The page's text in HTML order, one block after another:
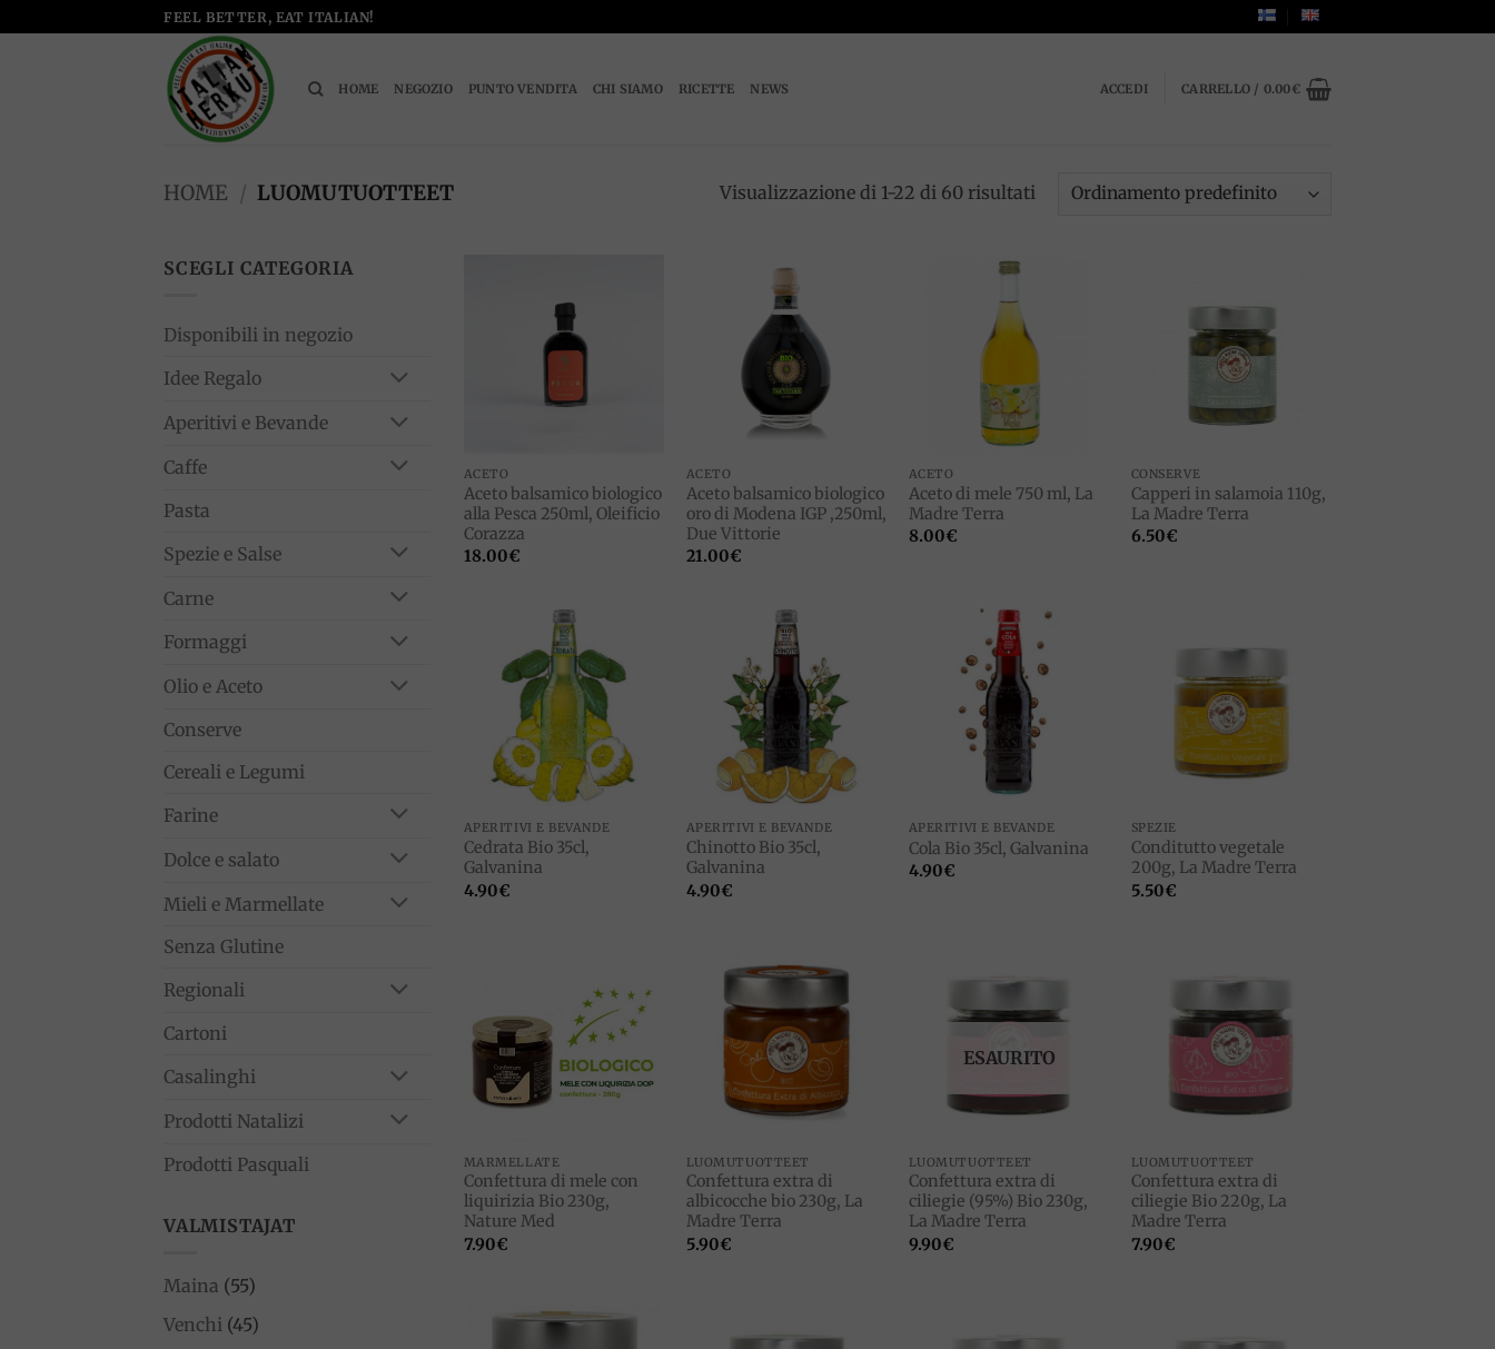
ai
FEEL BETTER, EAT ITALIAN!
HOME NEGOZIO PUNTO VENDITA CHI SIAMO RICETTE NEWS ACCEDI CARRELLO / 0.00€
HOME / LUOMUTUOTTEET Visualizzazione di 1-22 di 60 risultati
SCEGLI CATEGORIA
Disponibili in negozio
Idee Regalo
Aperitivi e Bevande
Caffe
Pasta
Spezie e Salse
Carne
Formaggi
Olio e Aceto
Conserve
Cereali e Legumi
Farine
Dolce e salato
Mieli e Marmellate
Senza Glutine
Regionali
Cartoni
Casalinghi
Prodotti Natalizi
Prodotti Pasquali
VALMISTAJAT
Maina (55)
Venchi (45)
ACETO
Aceto balsamico biologico
alla Pesca 250ml, Oleificio
Corazza
18.00€
ACETO
Aceto balsamico biologico
oro di Modena IGP ,250ml,
Due Vittorie
21.00€
ACETO
Aceto di mele 750 ml, La
Madre Terra
8.00€
wishlist
CONSERVE
Capperi in salamoia 110g,
La Madre Terra
6.50€
Add to
wishlist
APERITIVI E BEVANDE
Cedrata Bio 35cl,
Galvanina
4.90€
Add to
wishlist
APERITIVI E BEVANDE
Chinotto Bio 35cl,
Galvanina
4.90€
Add to
APERITIVI E BEVANDE
Cola Bio 35cl, Galvanina
4.90€
wishlist
SPEZIE
Conditutto vegetale
200g, La Madre Terra
5.50€
Add to
wishlist
MARMELLATE
Confettura di mele con
liquirizia Bio 230g,
Nature Med
7.90€
Add to
LUOMUTUOTTEET
Confettura extra di
albicocche bio 230g, La
Madre Terra
5.90€
wishlist
ESAURITO
LUOMUTUOTTEET
Confettura extra di
ciliegie (95%) Bio 230g,
La Madre Terra
9.90€
wishlist
LUOMUTUOTTEET
Confettura extra di
ciliegie Bio 220g, La
Madre Terra
7.90€